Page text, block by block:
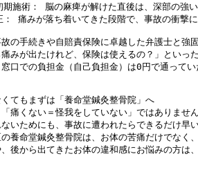
施術： 脳の麻痺が解けた直後は、深部の強
痛みが落ち着いてきた段階で、事故の衝撃
の手続きや自賠責保険に卓越した弁護士と強
痛みが出たけれど、保険は使えるの？」とい
口での負担金（自己負担金）は0円で通って
てもまずは「養命堂鍼灸整骨院」へ
痛くない＝怪我をしていない」ではありませ
いためにも、事故に遭われたらできるだけ早
養命堂鍼灸整骨院は、お体の苦痛だけでな
後から出てきたお体の違和感にお悩みの方